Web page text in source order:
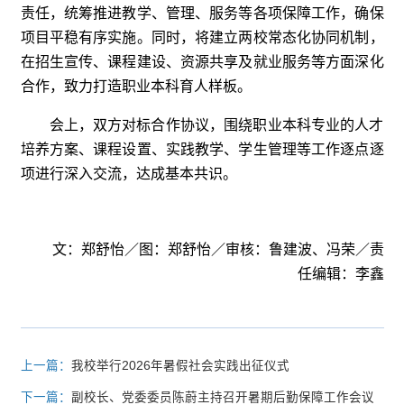
责任，统筹推进教学、管理、服务等各项保障工作，确保
项目平稳有序实施。同时，将建立两校常态化协同机制，
在招生宣传、课程建设、资源共享及就业服务等方面深化
合作，致力打造职业本科育人样板。
会上，双方对标合作协议，围绕职业本科专业的人才
培养方案、课程设置、实践教学、学生管理等工作逐点逐
项进行深入交流，达成基本共识。
文：郑舒怡／图：郑舒怡／审核：鲁建波、冯荣／责
任编辑：李鑫
上一篇： 我校举行2026年暑假社会实践出征仪式
下一篇： 副校长、党委委员陈蔚主持召开暑期后勤保障工作会议